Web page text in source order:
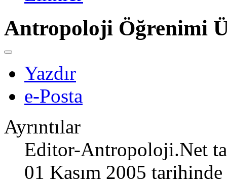
Antropoloji Öğrenimi
Yazdır
e-Posta
Ayrıntılar
Editor-Antropoloji.Net
01 Kasım 2005 tarihinde